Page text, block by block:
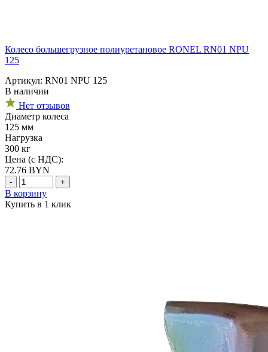
Колесо большегрузное полиуретановое RONEL RN01 NPU
125
Артикул: RN01 NPU 125
В наличии
Нет отзывов
Диаметр колеса
125 мм
Нагрузка
300 кг
Цена (с НДС):
72.76 BYN
- +
В корзину
Купить в 1 клик